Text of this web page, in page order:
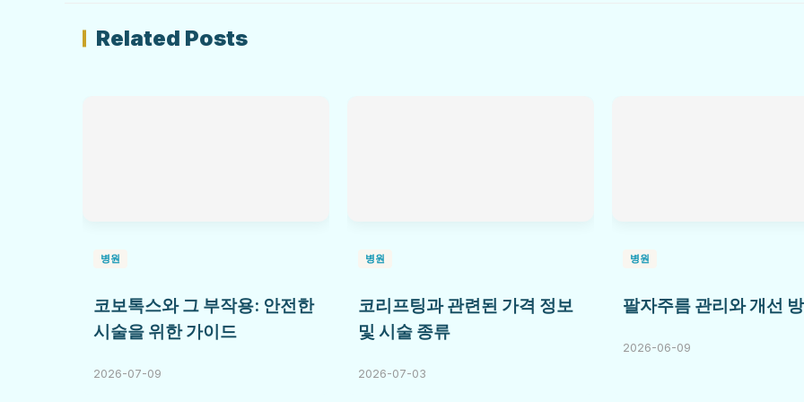
Related Posts
병원
코보톡스와 그 부작용: 안전한
시술을 위한 가이드
2026-07-09
병원
코리프팅과 관련된 가격 정보
및 시술 종류
2026-07-03
병원
팔자주름 관리와 개선
2026-06-09